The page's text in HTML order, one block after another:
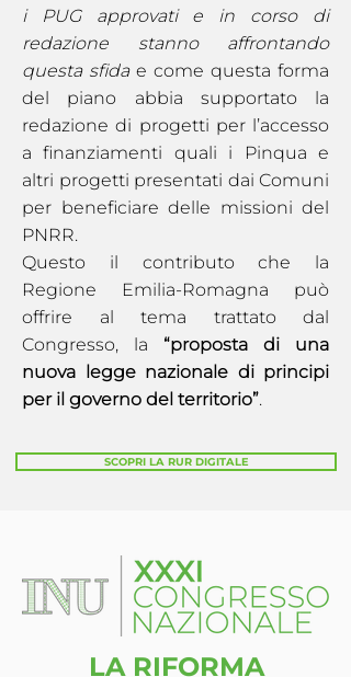
i PUG approvati e in corso di
redazione stanno affrontando
questa sfidae come questa forma
del piano abbia supportato la
redazione di progetti per l’accesso
a finanziamenti quali i Pinqua e
altri progetti presentati dai Comuni
per beneficiare delle missioni del
PNRR.
Questo il contributo che la
Regione Emilia-Romagna può
offrire al tema trattato dal
Congresso, la “proposta di una
nuova legge nazionale di principi
per il governo del territorio”.
SCOPRI LA RUR DIGITALE
LA RIFORMA